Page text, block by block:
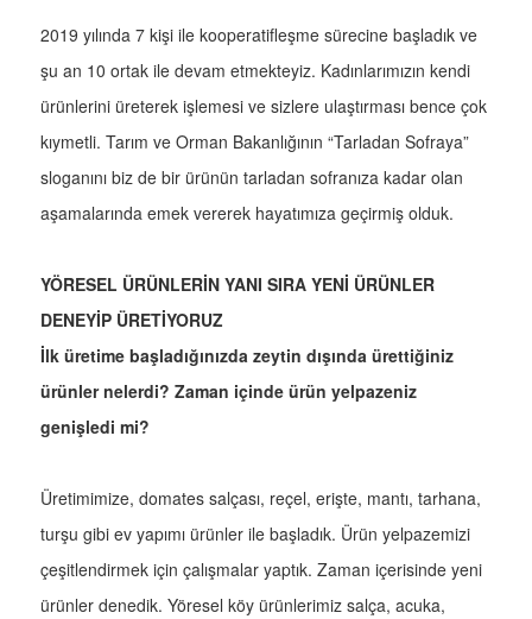
2019 yılında 7 kişi ile kooperatifleşme sürecine başladık ve
şu an 10 ortak ile devam etmekteyiz. Kadınlarımızın kendi
ürünlerini üreterek işlemesi ve sizlere ulaştırması bence çok
kıymetli. Tarım ve Orman Bakanlığının “Tarladan Sofraya”
sloganını biz de bir ürünün tarladan sofranıza kadar olan
aşamalarında emek vererek hayatımıza geçirmiş olduk.
YÖRESEL ÜRÜNLERİN YANI SIRA YENİ ÜRÜNLER
DENEYİP ÜRETİYORUZ
İlk üretime başladığınızda zeytin dışında ürettiğiniz
ürünler nelerdi? Zaman içinde ürün yelpazeniz
genişledi mi?
Üretimimize, domates salçası, reçel, erişte, mantı, tarhana,
turşu gibi ev yapımı ürünler ile başladık. Ürün yelpazemizi
çeşitlendirmek için çalışmalar yaptık. Zaman içerisinde yeni
ürünler denedik. Yöresel köy ürünlerimiz salça, acuka,